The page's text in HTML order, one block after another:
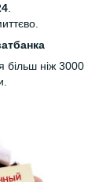
.
більш ніж 3000